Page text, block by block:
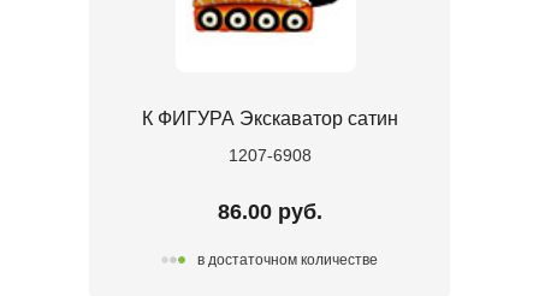
К ФИГУРА Экскаватор сатин
1207-6908
86.00 руб.
в достаточном количестве